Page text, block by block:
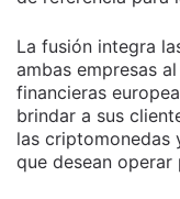
La fusión integra
ambas empresas
financieras
brindar a sus
las criptomonedas
que desean operar